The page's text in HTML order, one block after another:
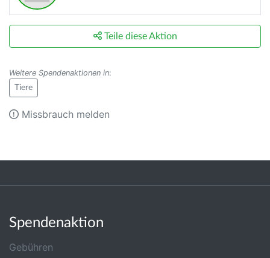
Teile diese Aktion
Weitere Spendenaktionen in:
Tiere
Missbrauch melden
Spendenaktion
Gebühren